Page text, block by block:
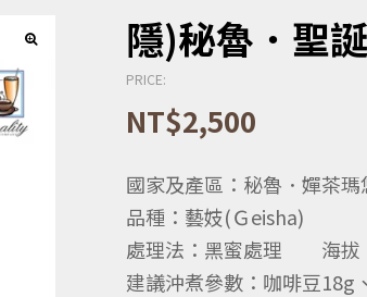
隱)秘魯．聖
PRICE:
NT$2,500
國家及產區：秘魯．嬋茶瑪
品種：藝妓(Ｇeisha)
處理法：黑蜜處理 海拔
建議沖煮參數：咖啡豆18g